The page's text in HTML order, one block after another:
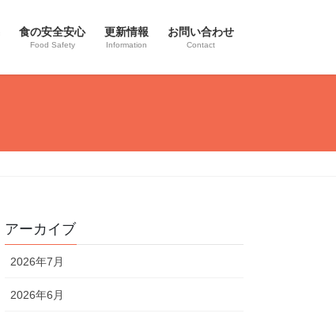
食の安全安心
Food Safety
更新情報
Information
お問い合わせ
Contact
アーカイブ
2026年7月
2026年6月